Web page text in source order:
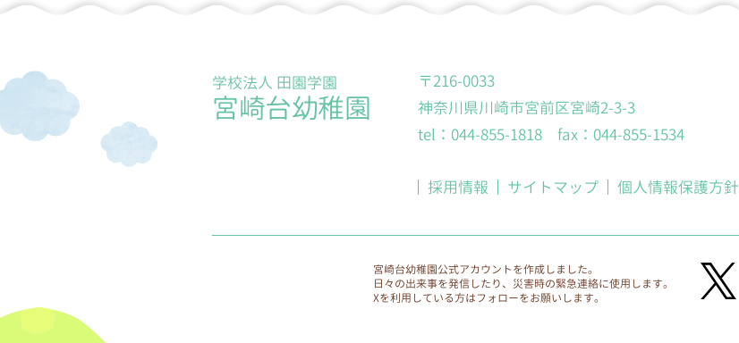
学校法人 田園学園
宮崎台幼稚園
〒216-0033
神奈川県川崎市宮前区宮崎2-3-3
tel：044-855-1818 fax：044-855-1534
採用情報 サイトマップ 個人情報保護方針
宮崎台幼稚園公式アカウントを作成しました。
日々の出来事を発信したり、災害時の緊急連絡に使用します。
Xを利用している方はフォローをお願いします。